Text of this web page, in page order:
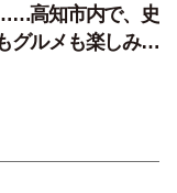
高知市内で、史
グルメも楽しみ尽